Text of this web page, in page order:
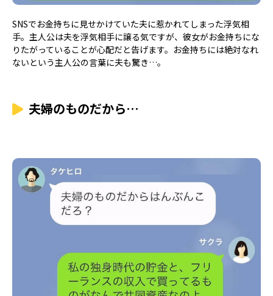
SNSでお金持ちに見せかけていた夫に惹かれてしまった浮気相
手。主人公は夫を浮気相手に譲る気ですが、彼女がお金持ちにな
りたがっていることが心配だと告げます。お金持ちには絶対なれ
ないという主人公の言葉に夫も驚き…。
夫婦のものだから…